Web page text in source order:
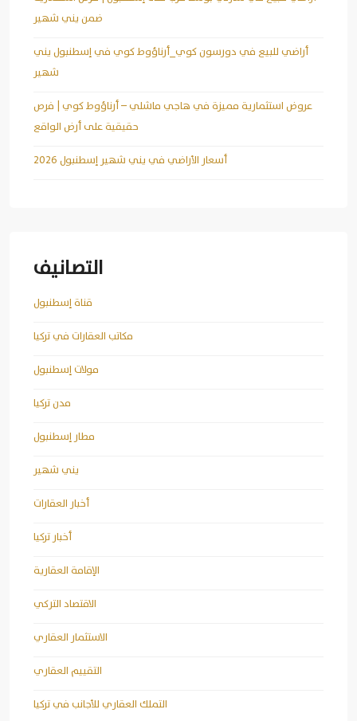
ضمن يني شهير
أراضي للبيع في دورسون كوي_أرناؤوط كوي في إسطنبول يني
شهير
عروض استثمارية مميزة في هاجي ماشلي – أرناؤوط كوي | فرص
حقيقية على أرض الواقع
أسعار الأراضي في يني شهير إسطنبول 2026
التصانيف
قناة إسطنبول
مكاتب العقارات في تركيا
مولات إسطنبول
مدن تركيا
مطار إسطنبول
يني شهير
أخبار العقارات
أخبار تركيا
الإقامة العقارية
الاقتصاد التركي
الاستثمار العقاري
التقييم العقاري
التملك العقاري للأجانب في تركيا